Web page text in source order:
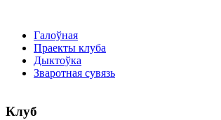
Галоўная
Праекты клуба
Дыктоўка
Зваротная сувязь
Клуб